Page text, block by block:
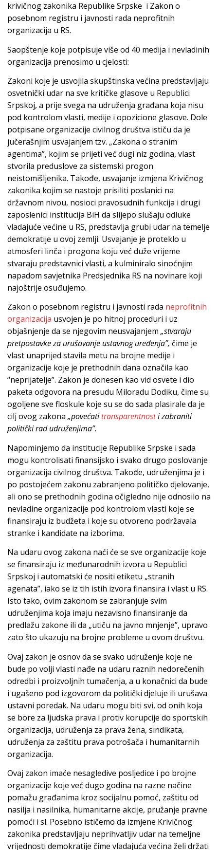
krivičnog zakonika Republike Srpske i Zakon o
posebnom registru i javnosti rada neprofitnih
organizacija u RS.
Saopštenje koje potpisuje više od 40 medija i nevladinih
organizacija prenosimo u cjelosti:
Zakoni koje je usvojila skupštinska većina predstavljaju
osvetnički udar na sve kritičke glasove u Republici
Srpskoj, a prije svega na udruženja građana koja nisu
pod kontrolom vlasti, medije i opozicione glasove. Dole
potpisane organizacije civilnog društva ističu da je
jučerašnjim usvajanjem tzv. „Zakona o stranim
agentima”, kojim se prijeti već dugi niz godina, vlast
stvorila preduslove za sistemski progon
neistomišljenika. Takođe, usvajanje izmjena Krivičnog
zakonika kojim se nastoje prisiliti poslanici na
državnom nivou, nosioci pravosudnih funkcija i drugi
zaposlenici institucija BiH da slijepo slušaju odluke
vladajuće većine u RS, predstavlja grubi udar na temelje
demokratije u ovoj zemlji. Usvajanje je proteklo u
atmosferi linča i progona koju već duže vrijeme
stvaraju predstavnici vlasti, a kulminiralo sinoćnjim
napadom savjetnika Predsjednika RS na novinare koji
najoštrije osuđujemo.
Zakon o posebnom registru i javnosti rada neprofitnih
organizacija usvojen je po hitnoj proceduri i uz
objašnjenje da se njegovim neusvajanjem„stvaraju
pretpostavke za urušavanje ustavnog uređenja”, čime je
vlast unaprijed stavila metu na brojne medije i
organizacije koje je prethodnih dana označila kao
“neprijatelje”. Zakon je donesen kao vid osvete i dio
paketa odgovora na presudu Miloradu Dodiku, čime su
ogoljene sve floskule koje su se do sada plasirale da je
cilj ovog zakona„povećatitransparentnosti zabraniti
politički rad udruženjima”.
Napominjemo da institucije Republike Srpske i sada
mogu kontrolisati finansijsko i svako drugo poslovanje
organizacija civilnog društva. Takođe, udruženjima je i
po postojećem zakonu zabranjeno političko djelovanje,
ali ono se prethodnih godina očigledno nije odnosilo na
nevladine organizacije pod kontrolom vlasti koje se
finansiraju iz budžeta i koje su otvoreno podržavala
stranke i kandidate na izborima.
Na udaru ovog zakona naći će se sve organizacije koje
se finansiraju iz međunarodnih izvora u Republici
Srpskoj i automatski će nositi etiketu „stranih
agenata”, iako se iz tih istih izvora finansira i vlast u RS.
Isto tako, ovim zakonom se zabranjuje svim
udruženjima koja imaju nezavisno finansiranje da
predlažu zakone ili da „utiču na javno mnjenje”, upravo
zato što ukazuju na brojne probleme u ovom društvu.
Ovaj zakon je osnov da se svako udruženje koje ne
bude po volji vlasti nađe na udaru raznih nedorečenih
odredbi i proizvoljnih tumačenja, a u konačnici da bude
i ugašeno pod izgovorom da politički djeluje ili urušava
ustavni poredak. Na udaru mogu biti svi, od onih koja
se bore za ljudska prava i protiv korupcije do sportskih
organizacija, udruženja za prava žena, sindikata,
udruženja za zaštitu prava potrošača i humanitarnih
organizacija.
Ovaj zakon imaće nesagledive posljedice i po brojne
organizacije koje već dugo godina na razne načine
pomažu građanima kroz socijalnu pomoć, zaštitu od
nasilja i nasilnika, humanitarne akcije, pružanje pravne
pomoći i sl. Posebno ističemo da izmjene Krivičnog
zakonika predstavljaju neprihvatljiv udar na temeljne
vrijednosti demokratije čime vladajuća većina želi držati